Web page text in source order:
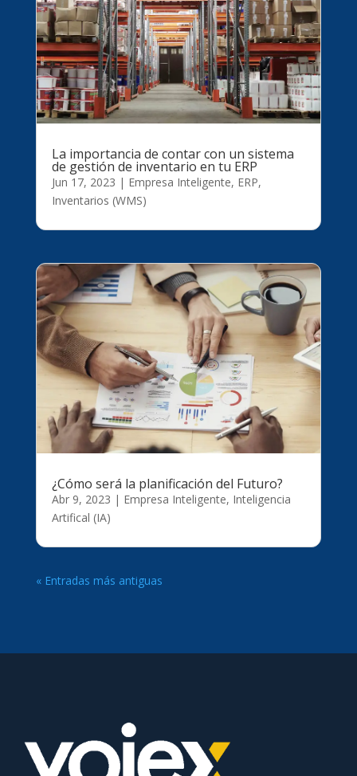
La importancia de contar con un sistema
de gestión de inventario en tu ERP
Jun 17, 2023 | Empresa Inteligente, ERP,
Inventarios (WMS)
¿Cómo será la planificación del Futuro?
Abr 9, 2023 | Empresa Inteligente, Inteligencia
Artifical (IA)
« Entradas más antiguas